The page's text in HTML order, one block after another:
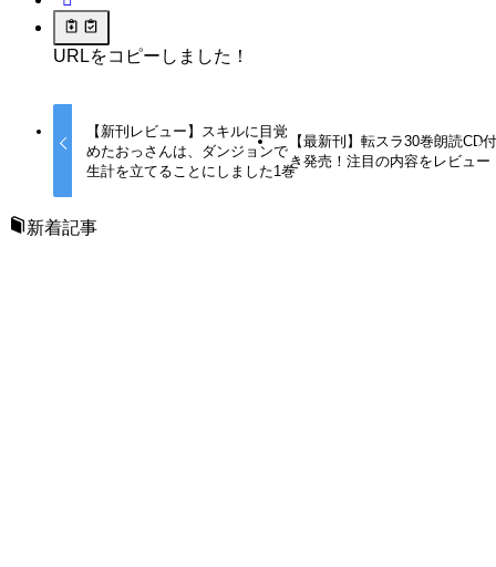
URLをコピーしました！
【新刊レビュー】スキルに目覚
めたおっさんは、ダンジョンで
生計を立てることにしました1巻
【最新刊】転スラ30巻朗読CD
き発売！注目の内容をレビュー
新着記事